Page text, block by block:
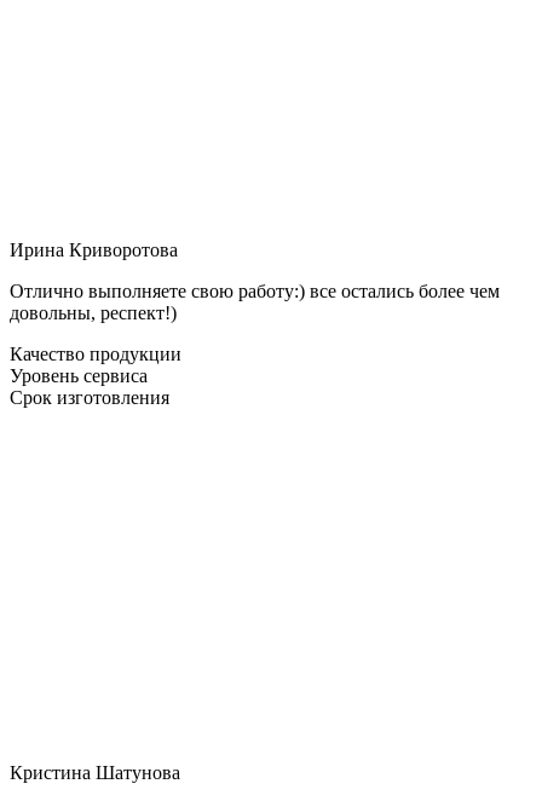
Ирина Криворотова
Отлично выполняете свою работу:) все остались более чем
довольны, респект!)
Качество продукции
Уровень сервиса
Срок изготовления
Кристина Шатунова